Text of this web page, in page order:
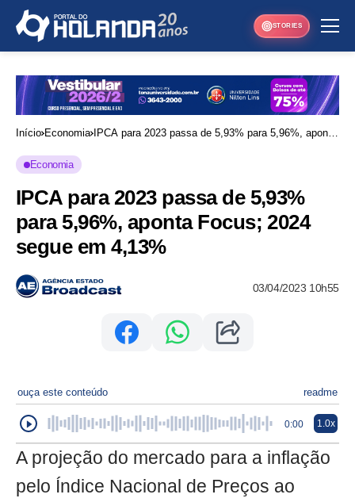
STORIES
Início Economia
IPCA para 2023 passa de 5,93% para 5,96%, aponta
Economia
IPCA para 2023 passa de 5,93%
para 5,96%, aponta Focus; 2024
segue em 4,13%
03/04/2023 10h55
ouça este conteúdo readme
0:00 1.0x
A projeção do mercado para a inflação
pelo Índice Nacional de Preços ao